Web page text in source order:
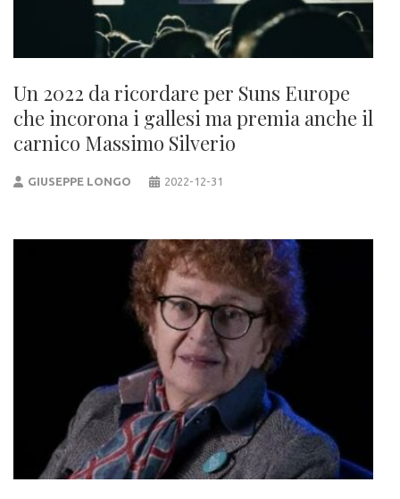
Un 2022 da ricordare per Suns Europe
che incorona i gallesi ma premia anche il
carnico Massimo Silverio
GIUSEPPE LONGO 2022-12-31